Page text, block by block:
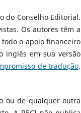
do Conselho Editorial.
Os autores têm a
o apoio financeiro
inglês em sua versão
de tradução.
ou de qualquer outra